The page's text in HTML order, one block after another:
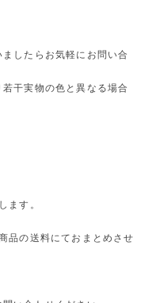
したらお気軽にお問い合
干実物の色と異なる場合
ます。
品の送料にておまとめさせ